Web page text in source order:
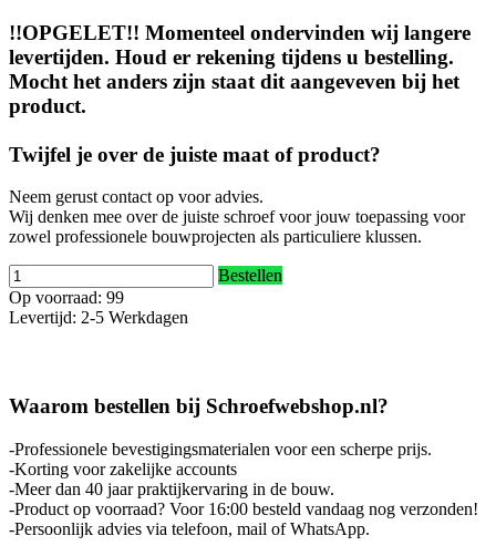
!!OPGELET!! Momenteel ondervinden wij langere
levertijden. Houd er rekening tijdens u bestelling.
Mocht het anders zijn staat dit aangeveven bij het
product.
Twijfel je over de juiste maat of product?
Neem gerust contact op voor advies.
Wij denken mee over de juiste schroef voor jouw toepassing voor
zowel professionele bouwprojecten als particuliere klussen.
Bestellen
Op voorraad: 99
Levertijd: 2-5 Werkdagen
Waarom bestellen bij Schroefwebshop.nl?
-Professionele bevestigingsmaterialen voor een scherpe prijs.
-Korting voor zakelijke accounts
-Meer dan 40 jaar praktijkervaring in de bouw.
-Product op voorraad? Voor 16:00 besteld vandaag nog verzonden!
-Persoonlijk advies via telefoon, mail of WhatsApp.